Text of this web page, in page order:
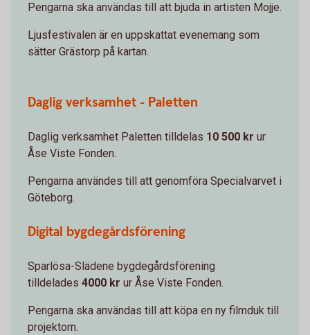
Pengarna ska användas till att bjuda in artisten Mojje.
Ljusfestivalen är en uppskattat evenemang som
sätter Grästorp på kartan.
Daglig verksamhet - Paletten
Daglig verksamhet Paletten tilldelas 10 500 kr ur
Åse Viste Fonden.
Pengarna användes till att genomföra Specialvarvet i
Göteborg.
Digital bygdegårdsförening
Sparlösa-Slädene bygdegårdsförening
tilldelades 4000 kr ur Åse Viste Fonden.
Pengarna ska användas till att köpa en ny filmduk till
projektorn.